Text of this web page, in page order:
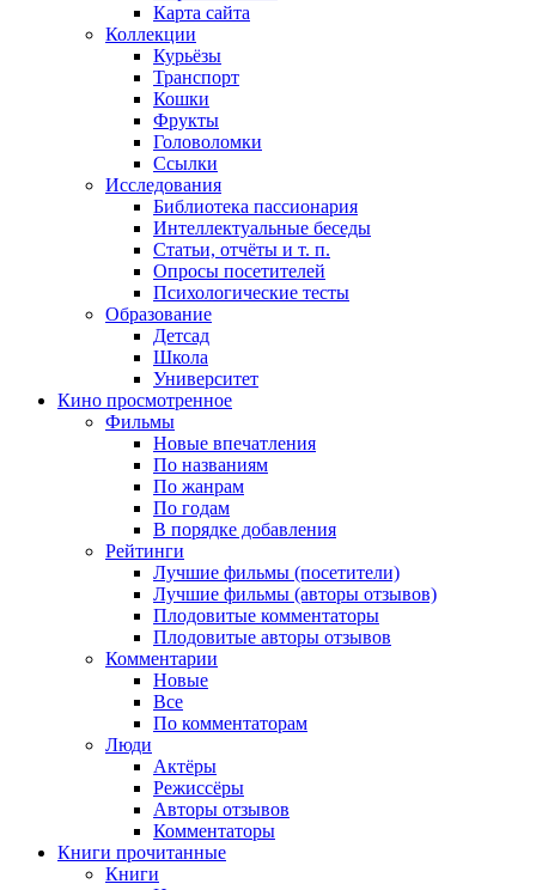
Карта сайта
Коллекции
Курьёзы
Транспорт
Кошки
Фрукты
Головоломки
Ссылки
Исследования
Библиотека пассионария
Интеллектуальные беседы
Статьи, отчёты и т. п.
Опросы посетителей
Психологические тесты
Образование
Детсад
Школа
Университет
Кино просмотренное
Фильмы
Новые впечатления
По названиям
По жанрам
По годам
В порядке добавления
Рейтинги
Лучшие фильмы (посетители)
Лучшие фильмы (авторы отзывов)
Плодовитые комментаторы
Плодовитые авторы отзывов
Комментарии
Новые
Все
По комментаторам
Люди
Актёры
Режиссёры
Авторы отзывов
Комментаторы
Книги прочитанные
Книги